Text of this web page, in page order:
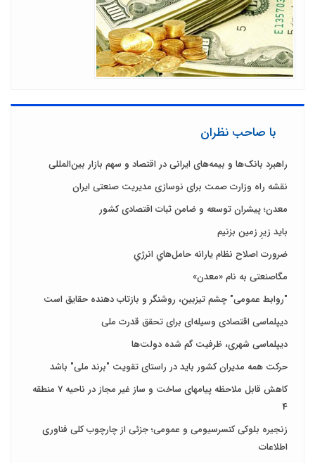
با صاحب نظران
راهبرد بانک‌ها و بیمه‌های ایرانی در اقتصاد و سهم بازار بین‌المللی
نقشه راه وزارت صمت برای نوسازی مدیریت صنعتی ایران
معدن؛ پیشران توسعه و ضامن ثبات اقتصادی کشور
باید زیرِ زمین بزنیم
ضرورت اصلاح نظام يارانه حامل‌هاي انرژي
مگاصنعتی به نام «معدن»
"روابط عمومی" چشم تیزبین، روشنگر و بازتاب دهنده حقایق است
دیپلماسی اقتصادی وسیله‌ای برای تحقق قدرت ملی
دیپلماسی شهری، ظرفیت گم شده دولت‌ها
حرکت همه مدیران کشور باید در راستای تقویت "برند ملی" باشد
کاهش قابل ملاحظه پیامهای ساخت و ساز غیر مجاز در ناحیه 7 منطقه
4
زنجیره بلوکی کنسرسیومی و عمومی؛ جزئی از چارچوب کلی فناوری
اطلاعات